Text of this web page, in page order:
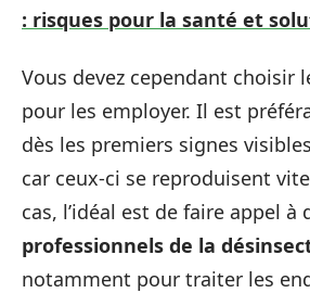
: risques pour la santé et
Vous devez cependant choisir
pour les employer. Il est
dès les premiers signes
car ceux-ci se reproduisent
cas, l’idéal est de faire appel à
professionnels de la
notamment pour traiter les